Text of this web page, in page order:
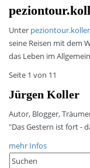
Unter
seine Reisen mit dem
das Leben im
Seite 1 von 11
Jürgen Koller
Autor, Blogger,
"Das Gestern ist fort -
mehr Infos
Search